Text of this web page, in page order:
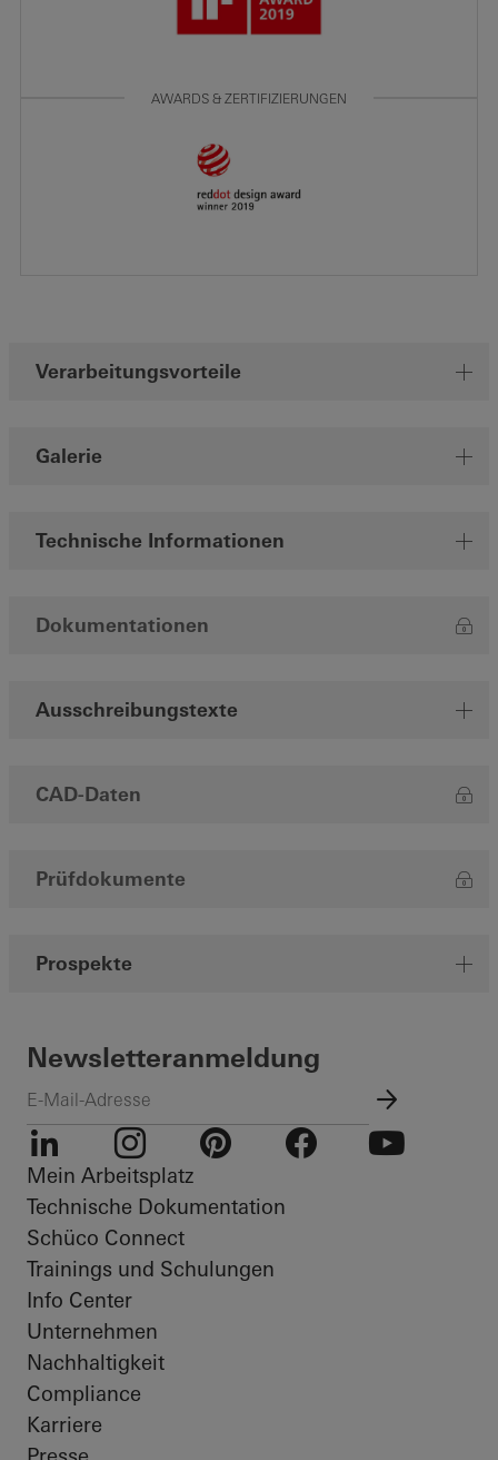
AWARDS & ZERTIFIZIERUNGEN
Verarbeitungsvorteile
Galerie
Technische Informationen
Dokumentationen
Ausschreibungstexte
CAD-Daten
Prüfdokumente
Prospekte
Newsletteranmeldung
LinkedIn Instagram
Mein Arbeitsplatz
Technische Dokumentation
Schüco Connect
Trainings und Schulungen
Info Center
Unternehmen
Nachhaltigkeit
Compliance
Karriere